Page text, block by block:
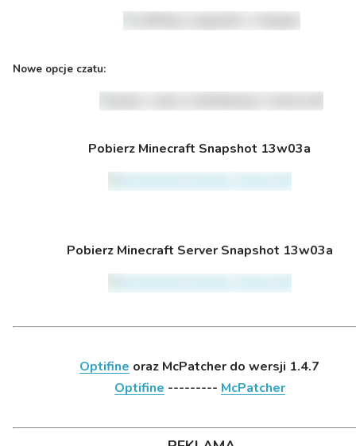
Nowe opcje czatu:
Pobierz Minecraft Snapshot 13w03a
Pobierz Minecraft Server Snapshot 13w03a
Optifine oraz McPatcher do wersji 1.4.7
Optifine --------- McPatcher